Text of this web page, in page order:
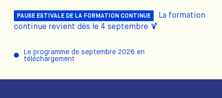
PAUSE ESTIVALE DE LA FORMATION CONTINUE
La formation
continue revient dès le 4 septembre 🍹
Le programme de septembre 2026 en
téléchargement